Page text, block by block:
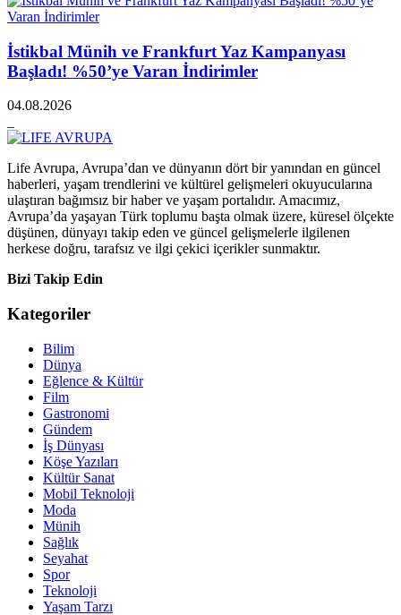
İstikbal Münih ve Frankfurt Yaz Kampanyası
Başladı! %50’ye Varan İndirimler
04.08.2026
Life Avrupa, Avrupa’dan ve dünyanın dört bir yanından en güncel
haberleri, yaşam trendlerini ve kültürel gelişmeleri okuyucularına
ulaştıran bağımsız bir haber ve yaşam portalıdır. Amacımız,
Avrupa’da yaşayan Türk toplumu başta olmak üzere, küresel ölçekte
düşünen, dünyayı takip eden ve güncel gelişmelerle ilgilenen
herkese doğru, tarafsız ve ilgi çekici içerikler sunmaktır.
Bizi Takip Edin
Kategoriler
Bilim
Dünya
Eğlence & Kültür
Film
Gastronomi
Gündem
İş Dünyası
Köşe Yazıları
Kültür Sanat
Mobil Teknoloji
Moda
Münih
Sağlık
Seyahat
Spor
Teknoloji
Yaşam Tarzı